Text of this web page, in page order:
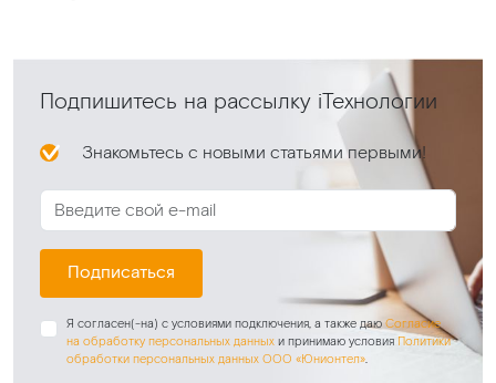
Подпишитесь на рассылку iТехнологии
Знакомьтесь с новыми статьями первыми!
Подписаться
Я согласен(-на) с условиями подключения, а также даю Согласие
на обработку персональных данных и принимаю условия Политики
обработки персональных данных ООО «Юнионтел».